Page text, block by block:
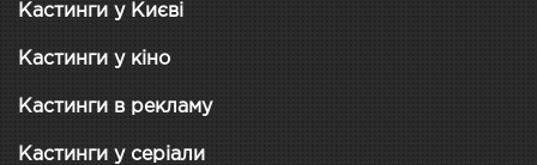
Кастинги у Києві
Кастинги у кіно
Кастинги в рекламу
Кастинги у серіали